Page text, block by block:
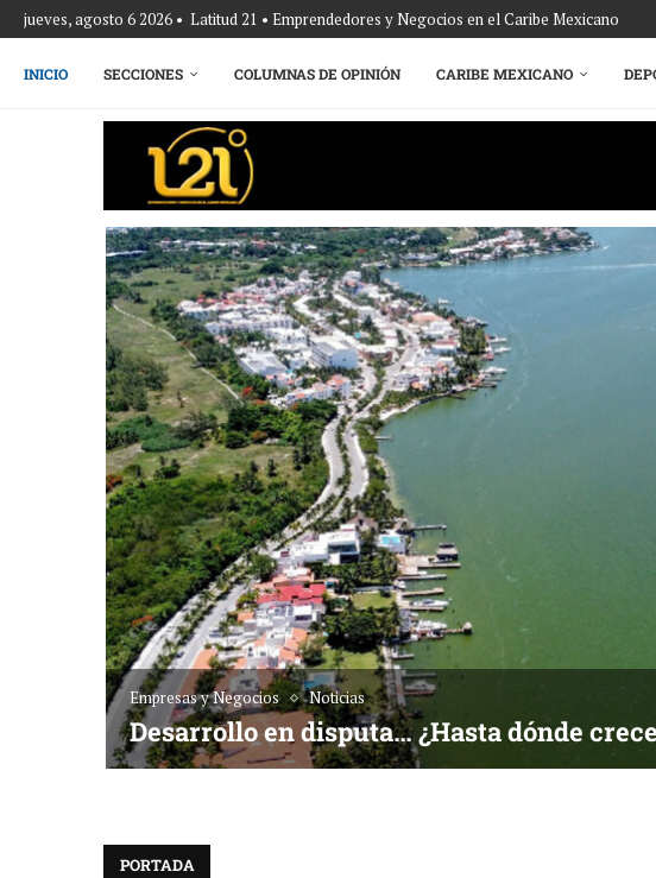
jueves, agosto 6 2026 • Latitud 21 • Emprendedores y Negocios en el Caribe Mexicano
INICIO SECCIONES COLUMNAS DE OPINIÓN CARIBE MEXICANO
Empresas y Negocios Noticias
Desarrollo en disputa… ¿Hasta dónde
PORTADA